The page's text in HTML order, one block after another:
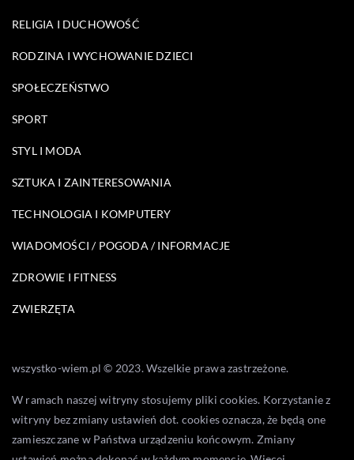
RELIGIA I DUCHOWOŚĆ
RODZINA I WYCHOWANIE DZIECI
SPOŁECZEŃSTWO
SPORT
STYL I MODA
SZTUKA I ZAINTERESOWANIA
TECHNOLOGIA I KOMPUTERY
WIADOMOŚCI / POGODA / INFORMACJE
ZDROWIE I FITNESS
ZWIERZĘTA
wszystko-wiem.pl © 2023. Wszelkie prawa zastrzeżone.
W ramach naszej witryny stosujemy pliki cookies. Korzystanie z
witryny bez zmiany ustawień dot. cookies oznacza, że będą one
zamieszczane w Państwa urządzeniu końcowym. Zmiany